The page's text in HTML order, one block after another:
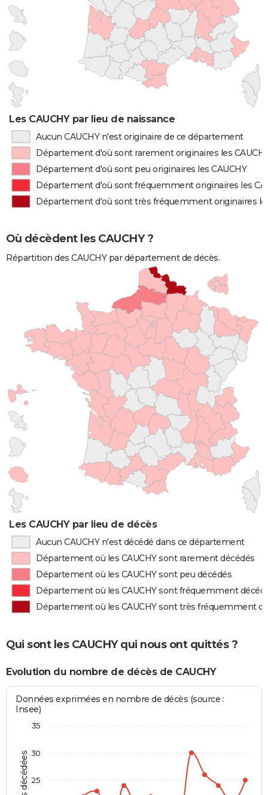
Les CAUCHY par lieu de naissance
Aucun CAUCHY n'est originaire de ce département
Département d'où sont rarement originaires les
Département d'où sont peu originaires les CAUCHY
Département d'où sont fréquemment originaires les
Département d'où sont très fréquemment originaires
Où décèdent les CAUCHY ?
Répartition des CAUCHY par département de décès.
Les CAUCHY par lieu de décès
Aucun CAUCHY n'est décédé dans ce département
Département où les CAUCHY sont rarement décédés
Département où les CAUCHY sont peu décédés
Département où les CAUCHY sont fréquemment
Département où les CAUCHY sont très fréquemment
Qui sont les CAUCHY qui nous ont quittés ?
Evolution du nombre de décès de CAUCHY
Données exprimées en nombre de décès (source :
Insee)
25
30
35